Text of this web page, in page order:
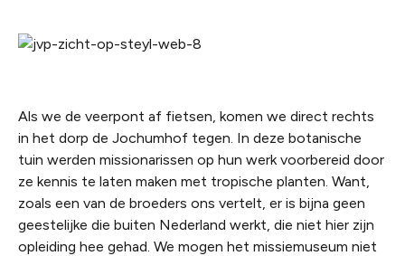
Als we de veerpont af fietsen, komen we direct rechts
in het dorp de Jochumhof tegen. In deze botanische
tuin werden missionarissen op hun werk voorbereid door
ze kennis te laten maken met tropische planten. Want,
zoals een van de broeders ons vertelt, er is bijna geen
geestelijke die buiten Nederland werkt, die niet hier zijn
opleiding hee gehad. We mogen het missiemuseum niet